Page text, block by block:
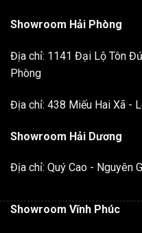
Showroom Hải Phòng
Địa chỉ: 1141 Đại Lộ Tôn
Phòng
Địa chỉ: 438 Miếu Hai Xã -
Showroom Hải Dương
Địa chỉ: Quý Cao - Nguyên
Showroom Vĩnh Phúc